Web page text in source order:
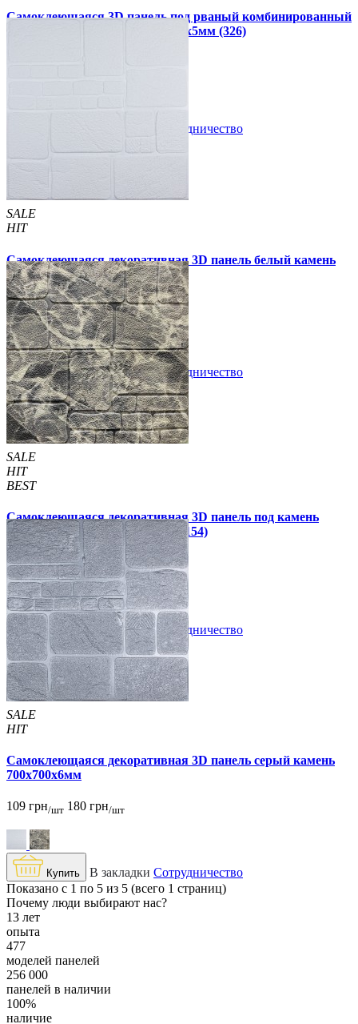
Самоклеющаяся 3D панель под рваный комбинированный
кирпич розовое золото 700x700x5мм (326)
Сотрудничество
SALE
HIT
Самоклеющаяся декоративная 3D панель белый камень
700x700x6мм
109 грн/шт 210 грн/шт
Купить В закладки Сотрудничество
SALE
HIT
BEST
Самоклеющаяся декоративная 3D панель под камень
черный мрамор 700x700x8мм (154)
109 грн/шт 210 грн/шт
Купить В закладки Сотрудничество
SALE
HIT
Самоклеющаяся декоративная 3D панель серый камень
700x700x6мм
109 грн/шт 180 грн/шт
Купить В закладки Сотрудничество
Показано с 1 по 5 из 5 (всего 1 страниц)
Почему люди выбирают нас?
13 лет
опыта
477
моделей панелей
256 000
панелей в наличии
100%
наличие